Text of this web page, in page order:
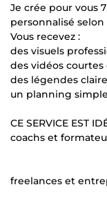
Je crée pour vous
personnalisé
Vous recevez :
des visuels
des vidéos
des légendes
un planning
CE SERVICE EST
coachs et
freelances et